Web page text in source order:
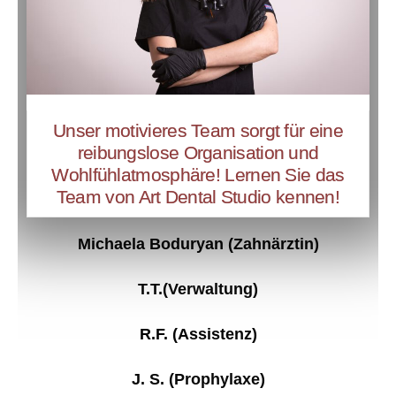
Unser motivieres Team sorgt für eine
reibungslose Organisation und
Wohlfühlatmosphäre! Lernen Sie das
Team von Art Dental Studio kennen!​
Michaela Boduryan (Zahnärztin)
Т.Т.(Verwaltung)
R.F. (Assistenz)
J. S. (Prophylaxe)